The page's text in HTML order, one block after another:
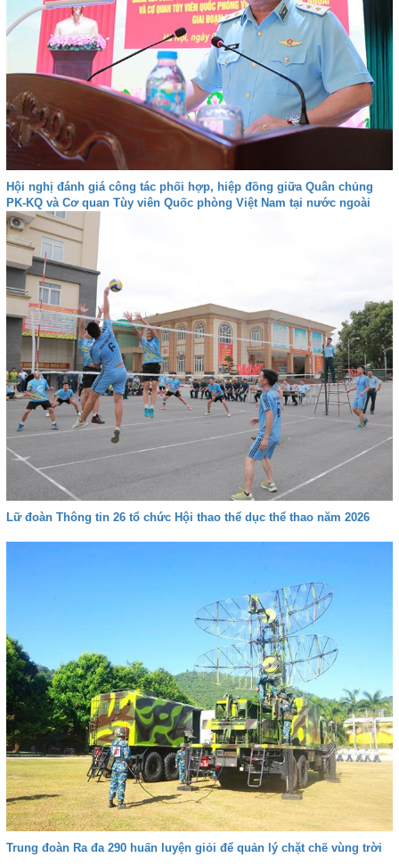
Hội nghị đánh giá công tác phối hợp, hiệp đồng giữa Quân chủng
PK-KQ và Cơ quan Tùy viên Quốc phòng Việt Nam tại nước ngoài
Lữ đoàn Thông tin 26 tổ chức Hội thao thể dục thể thao năm 2026
Trung đoàn Ra đa 290 huấn luyện giỏi để quản lý chặt chẽ vùng trời